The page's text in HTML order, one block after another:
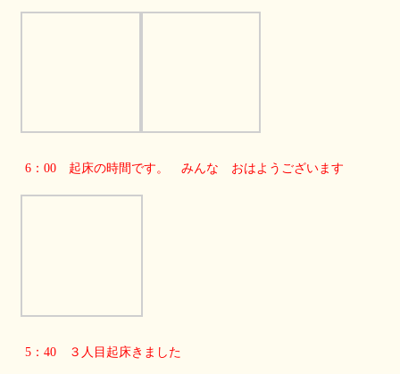
6：00 起床の時間です。 みんな おはようございます
5：40 ３人目起床きました